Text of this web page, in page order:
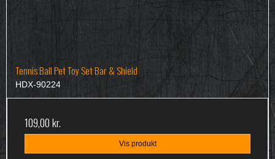
Tennis Ball Pet Toy Set Bar & Shield
HDX-90224
109,00 kr.
Vis produkt